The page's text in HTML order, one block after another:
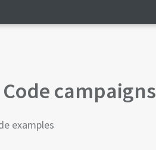
campaigns
examples